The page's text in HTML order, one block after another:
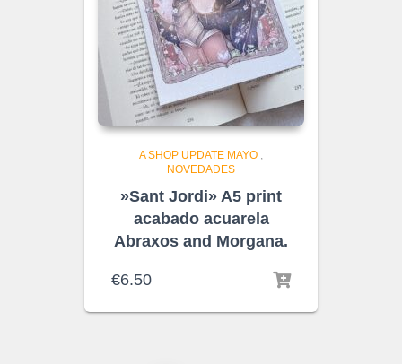
A SHOP UPDATE MAYO ,
NOVEDADES
»Sant Jordi» A5 print
acabado acuarela
Abraxos and Morgana.
€6.50